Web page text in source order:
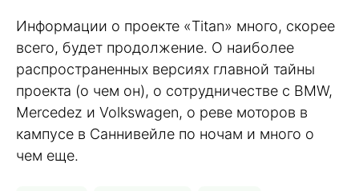
Информации о проекте «Titan» много, скорее
всего, будет продолжение. О наиболее
распространенных версиях главной тайны
проекта (о чем он), о сотрудничестве с BMW,
Mercedez и Volkswagen, о реве моторов в
кампусе в Саннивейле по ночам и много о
чем еще.